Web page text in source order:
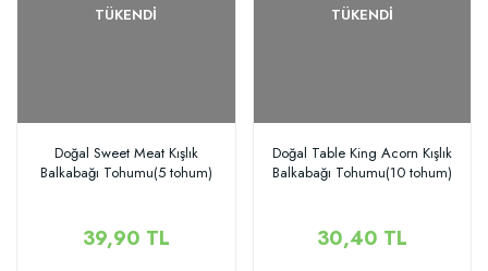
TÜKENDI
Doğal Sweet Meat Kışlık
Balkabağı Tohumu(5 tohum)
39,90 TL
TÜKENDI
Doğal Table King Acorn Kışlık
Balkabağı Tohumu(10 tohum)
30,40 TL